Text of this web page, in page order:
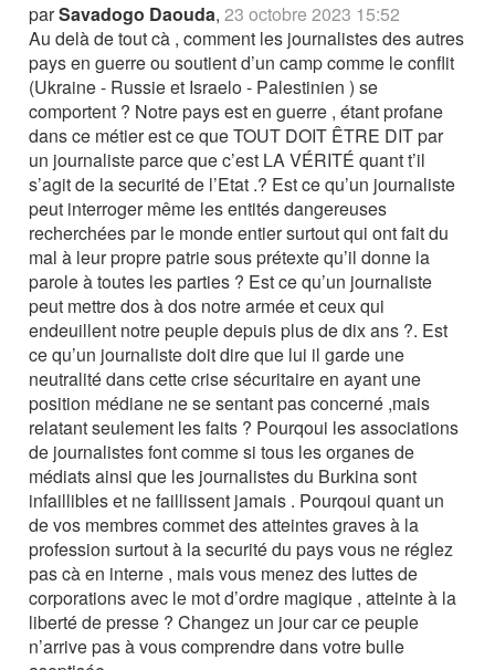
parSavadogo Daouda,23 octobre 2023 15:52
Au delà de tout cà , comment les journalistes des autres
pays en guerre ou soutient d’un camp comme le conflit
(Ukraine - Russie et Israelo - Palestinien ) se
comportent ? Notre pays est en guerre , étant profane
dans ce métier est ce que TOUT DOIT ÊTRE DIT par
un journaliste parce que c’est LA VÉRITÉ quant t’il
s’agit de la securité de l’Etat .? Est ce qu’un journaliste
peut interroger même les entités dangereuses
recherchées par le monde entier surtout qui ont fait du
mal à leur propre patrie sous prétexte qu’il donne la
parole à toutes les parties ? Est ce qu’un journaliste
peut mettre dos à dos notre armée et ceux qui
endeuillent notre peuple depuis plus de dix ans ?. Est
ce qu’un journaliste doit dire que lui il garde une
neutralité dans cette crise sécuritaire en ayant une
position médiane ne se sentant pas concerné ,mais
relatant seulement les faits ? Pourqoui les associations
de journalistes font comme si tous les organes de
médiats ainsi que les journalistes du Burkina sont
infaillibles et ne faillissent jamais . Pourqoui quant un
de vos membres commet des atteintes graves à la
profession surtout à la securité du pays vous ne réglez
pas cà en interne , mais vous menez des luttes de
corporations avec le mot d’ordre magique , atteinte à la
liberté de presse ? Changez un jour car ce peuple
n’arrive pas à vous comprendre dans votre bulle